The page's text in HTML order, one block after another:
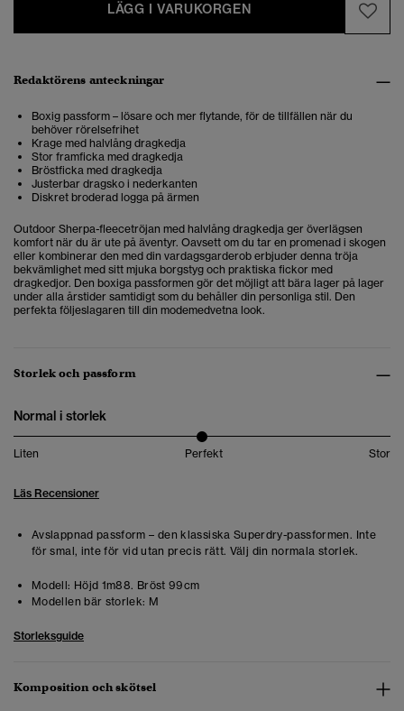
LÄGG I VARUKORGEN
Redaktörens anteckningar
Boxig passform – lösare och mer flytande, för de tillfällen när du
behöver rörelsefrihet
Krage med halvlång dragkedja
Stor framficka med dragkedja
Bröstficka med dragkedja
Justerbar dragsko i nederkanten
Diskret broderad logga på ärmen
Outdoor Sherpa-fleecetröjan med halvlång dragkedja ger överlägsen
komfort när du är ute på äventyr. Oavsett om du tar en promenad i skogen
eller kombinerar den med din vardagsgarderob erbjuder denna tröja
bekvämlighet med sitt mjuka borgstyg och praktiska fickor med
dragkedjor. Den boxiga passformen gör det möjligt att bära lager på lager
under alla årstider samtidigt som du behåller din personliga stil. Den
perfekta följeslagaren till din modemedvetna look.
Storlek och passform
Normal i storlek
Liten Perfekt Stor
Läs Recensioner
Avslappnad passform – den klassiska Superdry-passformen. Inte
för smal, inte för vid utan precis rätt. Välj din normala storlek.
Modell: Höjd 1m88. Bröst 99cm
Modellen bär storlek: M
Storleksguide
Komposition och skötsel